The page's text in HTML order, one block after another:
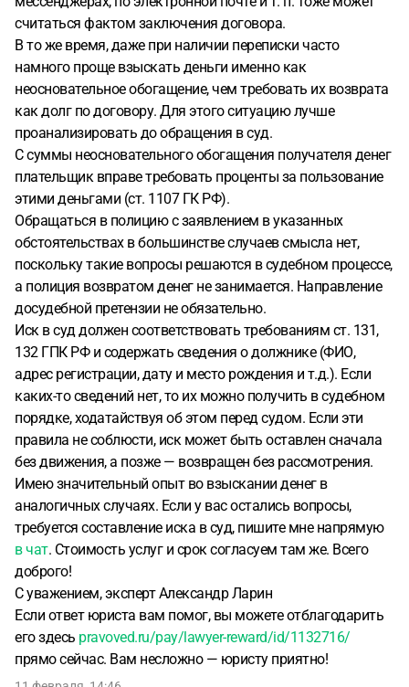
считаться фактом заключения договора.
В то же время, даже при наличии переписки часто
намного проще взыскать деньги именно как
неосновательное обогащение, чем требовать их возврата
как долг по договору. Для этого ситуацию лучше
проанализировать до обращения в суд.
С суммы неосновательного обогащения получателя денег
плательщик вправе требовать проценты за пользование
этими деньгами (ст. 1107 ГК РФ).
Обращаться в полицию с заявлением в указанных
обстоятельствах в большинстве случаев смысла нет,
поскольку такие вопросы решаются в судебном процессе,
а полиция возвратом денег не занимается. Направление
досудебной претензии не обязательно.
Иск в суд должен соответствовать требованиям ст. 131,
132 ГПК РФ и содержать сведения о должнике (ФИО,
адрес регистрации, дату и место рождения и т.д.). Если
каких-то сведений нет, то их можно получить в судебном
порядке, ходатайствуя об этом перед судом. Если эти
правила не соблюсти, иск может быть оставлен сначала
без движения, а позже — возвращен без рассмотрения.
Имею значительный опыт во взыскании денег в
аналогичных случаях. Если у вас остались вопросы,
требуется составление иска в суд, пишите мне напрямую
в чат. Стоимость услуг и срок согласуем там же. Всего
доброго!
С уважением, эксперт Александр Ларин
Если ответ юриста вам помог, вы можете отблагодарить
его здесь pravoved.ru/pay/lawyer-reward/id/1132716/
прямо сейчас. Вам несложно — юристу приятно!